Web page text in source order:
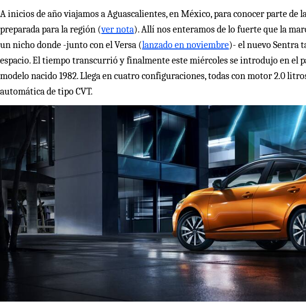
A inicios de año viajamos a Aguascalientes, en México, para conocer parte de
preparada para la región (ver nota). Allí nos enteramos de lo fuerte que la
un nicho donde -junto con el Versa (lanzado en noviembre)- el nuevo Sentra
espacio. El tiempo transcurrió y finalmente este miércoles se introdujo en el
modelo nacido 1982. Llega en cuatro configuraciones, todas con motor 2.0
automática de tipo CVT.